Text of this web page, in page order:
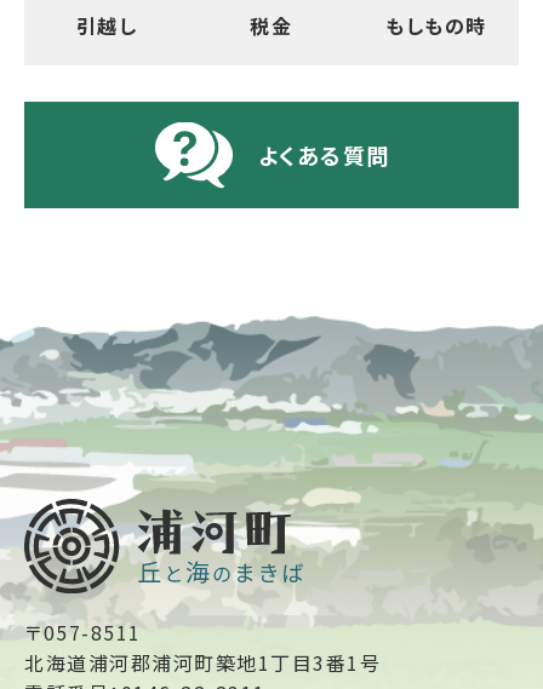
引越し 税金 もしもの時
よくある質問
〒057-8511
北海道浦河郡浦河町築地1丁目3番1号